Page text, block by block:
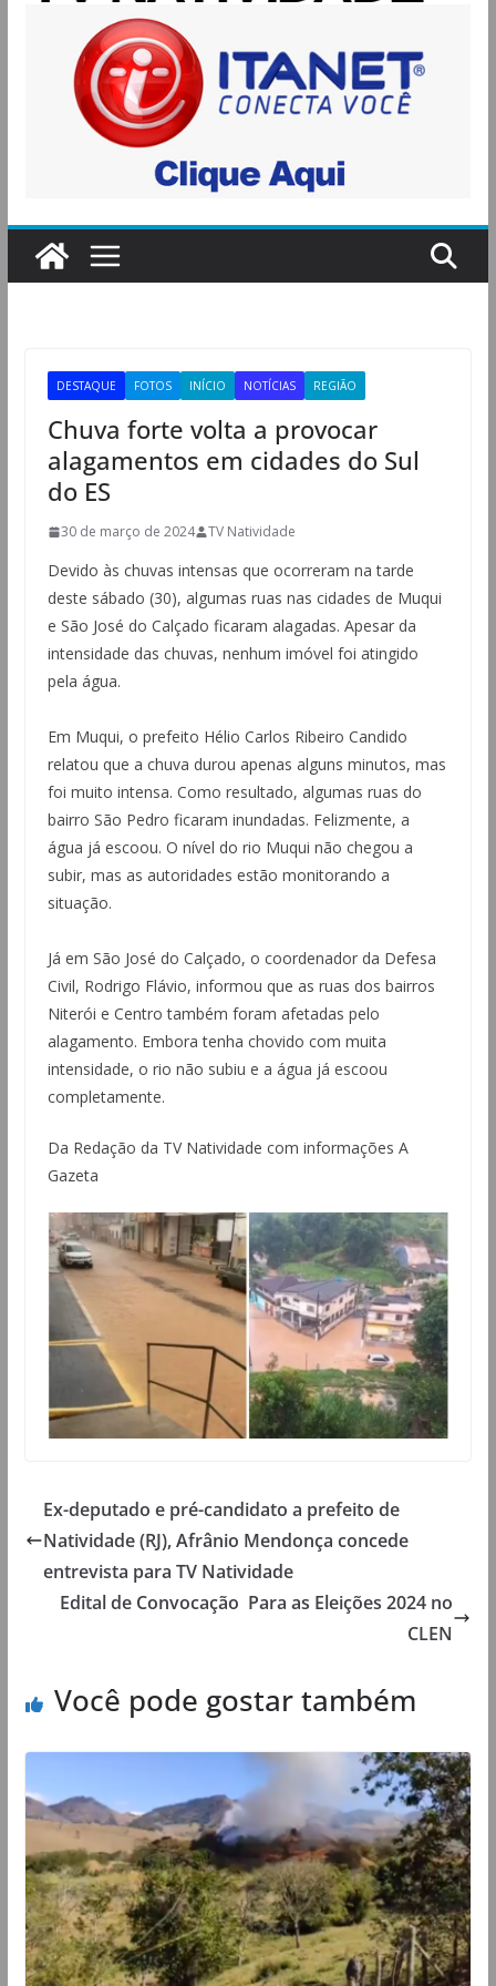
DESTAQUE FOTOS INÍCIO NOTÍCIAS REGIÃO
Chuva forte volta a provocar
alagamentos em cidades do Sul
do ES
30 de março de 2024 TV Natividade
Devido às chuvas intensas que ocorreram na tarde
deste sábado (30), algumas ruas nas cidades de Muqui
e São José do Calçado ficaram alagadas. Apesar da
intensidade das chuvas, nenhum imóvel foi atingido
pela água.
Em Muqui, o prefeito Hélio Carlos Ribeiro Candido
relatou que a chuva durou apenas alguns minutos, mas
foi muito intensa. Como resultado, algumas ruas do
bairro São Pedro ficaram inundadas. Felizmente, a
água já escoou. O nível do rio Muqui não chegou a
subir, mas as autoridades estão monitorando a
situação.
Já em São José do Calçado, o coordenador da Defesa
Civil, Rodrigo Flávio, informou que as ruas dos bairros
Niterói e Centro também foram afetadas pelo
alagamento. Embora tenha chovido com muita
intensidade, o rio não subiu e a água já escoou
completamente.
Da Redação da TV Natividade com informações A
Gazeta
Ex-deputado e pré-candidato a prefeito de
Natividade (RJ), Afrânio Mendonça concede
entrevista para TV Natividade
Edital de Convocação Para as Eleições 2024 no
CLEN
Você pode gostar também